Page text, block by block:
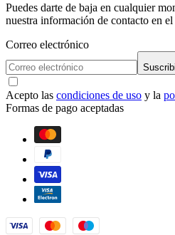
Puedes darte de baja en cualquier
nuestra información de contacto en el
Correo electrónico
Acepto las condiciones de uso y la
Formas de pago aceptadas